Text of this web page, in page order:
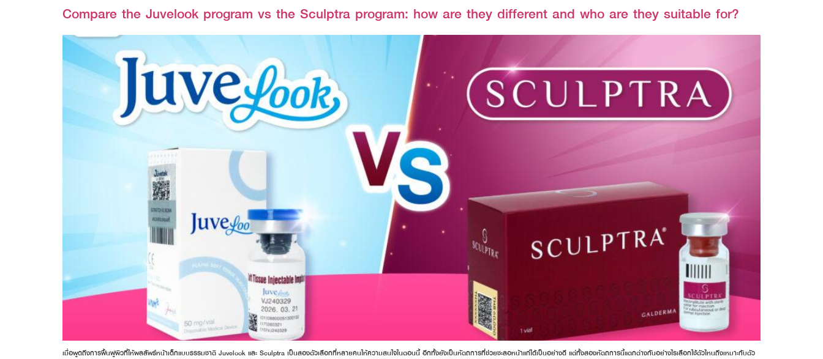
Compare the Juvelook program vs the Sculptra program: how are they different and who are they suitable for?
เมื่อพูดถึงการฟื้นฟูผิวที่ให้ผลลัพธ์หน้าเด็กแบบธรรมชาติ Juvelook และ Sculptra เป็นสองตัวเลือกที่หลายคนให้ความสนใจในตอนนี้ อีกทั้งยังเป็นหัตถการที่ช่วยชะลอหน้าแก่ได้เป็นอย่างดี แต่ทั้งสองหัตถการนี้แตกต่างกันอย่างไรเลือกใช้ตัวไหนถึงเหมาะกับตัว